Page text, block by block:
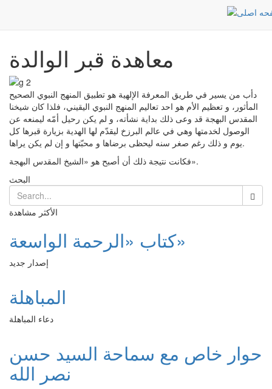
معاهدة قبر الوالدة
دأب من يسير في طريق المعرفة الإلهية هو تطبيق المنهج النبوي الصحيح
المأثور، و تعظيم الأم هو احد تعاليم المنهج النبوي اليقيني، فلذا كان شيخنا
المقدس البهجة قد وعى ذلك بداية نشأته، و لم يكن رحيل أمّه ليمنعه عن
الوصول لخدمتها وهي في عالم البرزخ ليقدّم لها الهدية بزيارة قبرها كل
يوم و ذلك رغم صغر سنه ليحظى برضاها و محبّتها و إن لم يكن يراها.
فكانت نتيجة ذلك أن أصبح هو «الشيخ المقدس البهجة».
البحث
الأكثر مشاهدة
كتاب «الرحمة الواسعة»
إصدار جديد
المباهلة
دعاء المباهلة
حوار خاص مع سماحة السيد حسن
نصر الله